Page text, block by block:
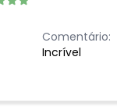
Comentário:
Incrível